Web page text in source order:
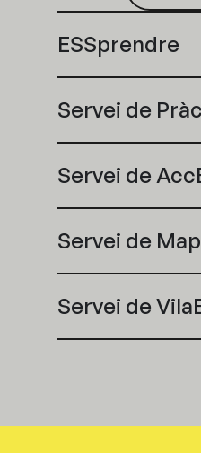
ESSprendre
Servei de
Servei de
Servei de
Servei de